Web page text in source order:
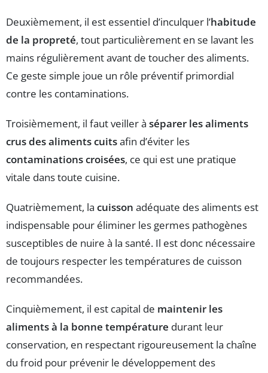
Deuxièmement, il est essentiel d’inculquer l’habitude
de la propreté, tout particulièrement en se lavant les
mains régulièrement avant de toucher des aliments.
Ce geste simple joue un rôle préventif primordial
contre les contaminations.
Troisièmement, il faut veiller à séparer les aliments
crus des aliments cuitsafin d’éviter les
contaminations croisées, ce qui est une pratique
vitale dans toute cuisine.
Quatrièmement, la cuisson adéquate des aliments est
indispensable pour éliminer les germes pathogènes
susceptibles de nuire à la santé. Il est donc nécessaire
de toujours respecter les températures de cuisson
recommandées.
Cinquièmement, il est capital de maintenir les
aliments à la bonne température durant leur
conservation, en respectant rigoureusement la chaîne
du froid pour prévenir le développement des